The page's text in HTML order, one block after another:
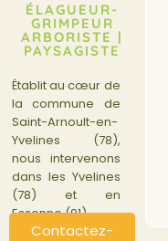
ÉLAGUEUR-
GRIMPEUR
ARBORISTE |
PAYSAGISTE
Établit au cœur de
la commune de
Saint-Arnoult-en-
Yvelines (78),
nous intervenons
dans les Yvelines
(78) et en
Essonne (91).
Contactez-